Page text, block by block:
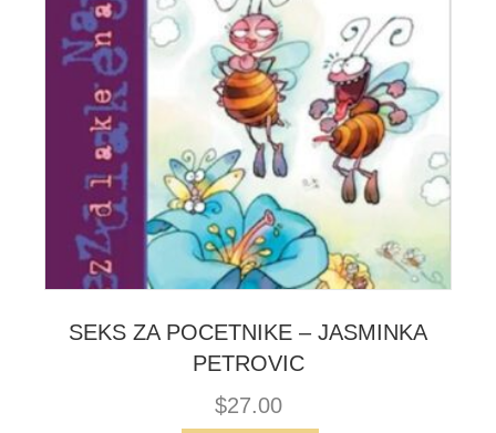
SEKS ZA POCETNIKE – JASMINKA
PETROVIC
$27.00